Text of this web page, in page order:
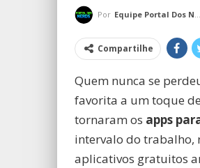
Por Equipe Portal Dos Nerds
Compartilhe
Quem nunca se
favorita a um toque
tornaram os apps
intervalo do trabalho,
aplicativos gratuitos